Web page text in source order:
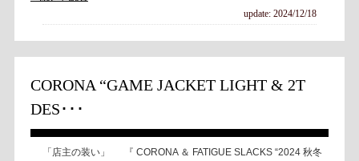
update: 2024/12/18
CORONA “GAME JACKET LIGHT & 2T
DES･･･
「店主の装い」 『 CORONA ＆ FATIGUE SLACKS “2024 秋冬